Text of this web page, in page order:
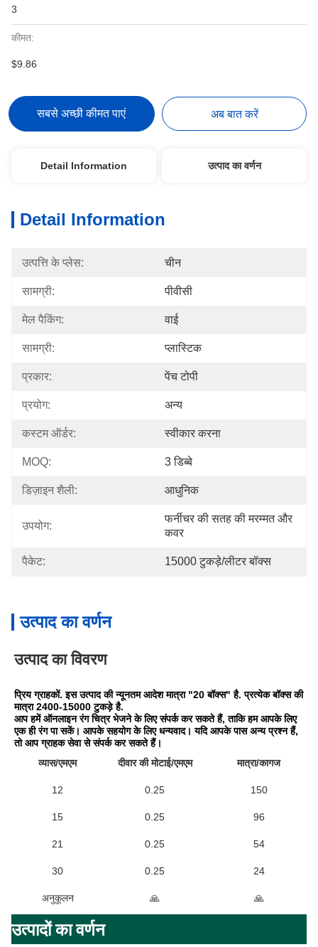
3
कीमत:
$9.86
सबसे अच्छी कीमत पाएं अब बात करें
Detail Information उत्पाद का वर्णन
Detail Information
उत्पत्ति के प्लेस: चीन
सामग्री: पीवीसी
मेल पैकिंग: वाई
सामग्री: प्लास्टिक
प्रकार: पेंच टोपी
प्रयोग: अन्य
कस्टम ऑर्डर: स्वीकार करना
MOQ: 3 डिब्बे
डिज़ाइन शैली: आधुनिक
उपयोग:
फर्नीचर की सतह की मरम्मत और
कवर
पैकेट: 15000 टुकड़े/लीटर बॉक्स
उत्पाद का वर्णन
उत्पाद का विवरण
प्रिय ग्राहकों. इस उत्पाद की न्यूनतम आदेश मात्रा "20 बॉक्स" है. प्रत्येक बॉक्स की
मात्रा 2400-15000 टुकड़े है.
आप हमें ऑनलाइन रंग चित्र भेजने के लिए संपर्क कर सकते हैं, ताकि हम आपके लिए
एक ही रंग पा सकें। आपके सहयोग के लिए धन्यवाद। यदि आपके पास अन्य प्रश्न हैं,
तो आप ग्राहक सेवा से संपर्क कर सकते हैं।
व्यास/एमएम
दीवार की मोटाई/एमएम मात्रा/कागज
12 0.25 150
15 0.25 96
21 0.25 54
30 0.25 24
अनुकूलन 🙏 🙏
उत्पादों का वर्णन